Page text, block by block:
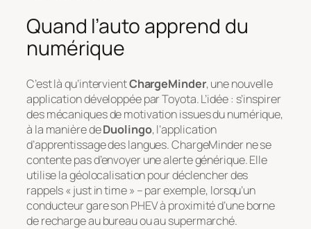
Quand l’auto apprend du
numérique
C’est là qu’intervientChargeMinder, une nouvelle
application développée par Toyota. L’idée : s’inspirer
des mécaniques de motivation issues du numérique,
à la manière deDuolingo, l’application
d’apprentissage des langues. ChargeMinder ne se
contente pas d’envoyer une alerte générique. Elle
utilise la géolocalisation pour déclencher des
rappels « just in time » – par exemple, lorsqu’un
conducteur gare son PHEV à proximité d’une borne
de recharge au bureau ou au supermarché.